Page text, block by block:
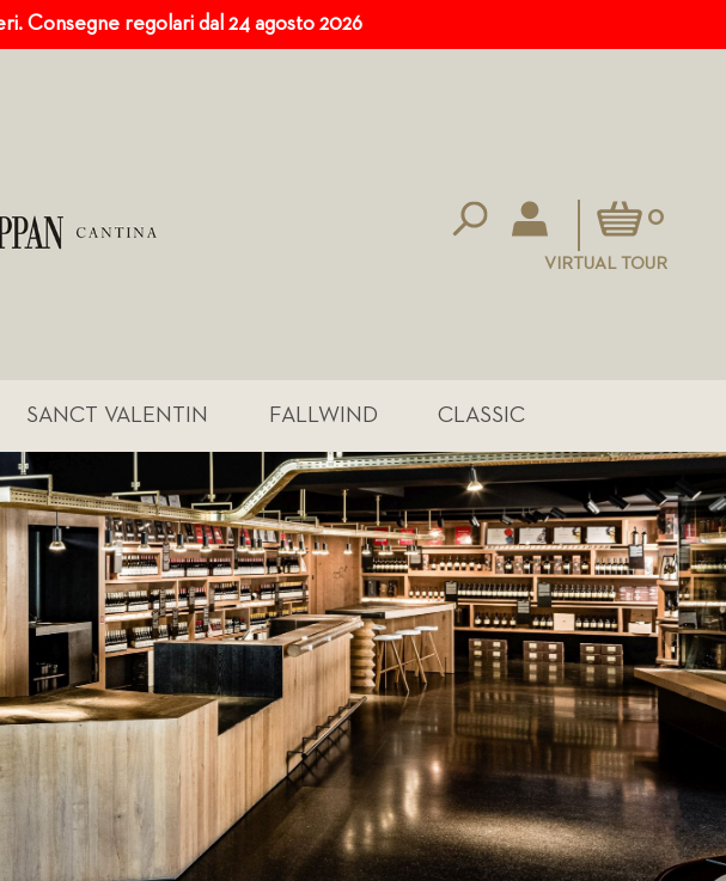
Consegne regolari dal 24 agosto 2026
Carrello0
VIRTUAL TOUR
SANCT VALENTIN FALLWIND CLASSIC